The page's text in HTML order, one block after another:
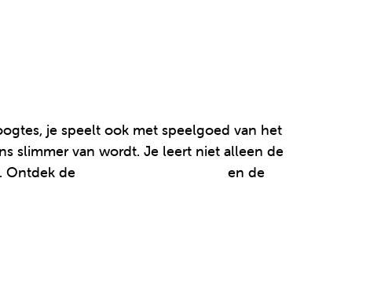
je speelt ook met speelgoed van het
slimmer van wordt. Je leert niet alleen de
Ontdek de
en de